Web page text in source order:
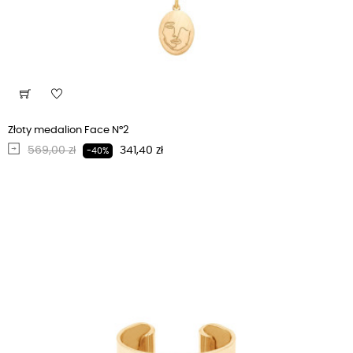
Złoty medalion Face N°2
Regularna cena
569,00 zł -40% Cena
341,40 zł